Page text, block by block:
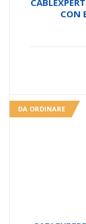
CON
DA ORDINARE